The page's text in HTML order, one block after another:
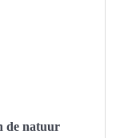
de natuur